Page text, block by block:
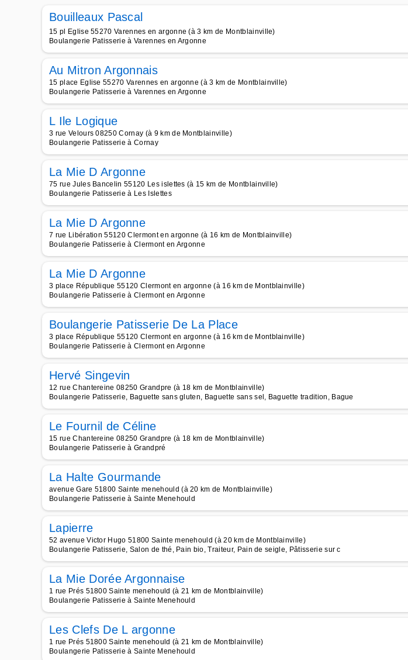
Bouilleaux Pascal
15 pl Eglise 55270 Varennes en argonne (à 3 km de Montblainville)
Boulangerie Patisserie à Varennes en Argonne
Au Mitron Argonnais
15 place Eglise 55270 Varennes en argonne (à 3 km de Montblainville)
Boulangerie Patisserie à Varennes en Argonne
L Ile Logique
3 rue Velours 08250 Cornay (à 9 km de Montblainville)
Boulangerie Patisserie à Cornay
La Mie D Argonne
75 rue Jules Bancelin 55120 Les islettes (à 15 km de Montblainville)
Boulangerie Patisserie à Les Islettes
La Mie D Argonne
7 rue Libération 55120 Clermont en argonne (à 16 km de Montblainville)
Boulangerie Patisserie à Clermont en Argonne
La Mie D Argonne
3 place République 55120 Clermont en argonne (à 16 km de Montblainville)
Boulangerie Patisserie à Clermont en Argonne
Boulangerie Patisserie De La Place
3 place République 55120 Clermont en argonne (à 16 km de Montblainville)
Boulangerie Patisserie à Clermont en Argonne
Hervé Singevin
12 rue Chantereine 08250 Grandpre (à 18 km de Montblainville)
Boulangerie Patisserie, Baguette sans gluten, Baguette sans sel, Baguette tradition, Bague
Le Fournil de Céline
15 rue Chantereine 08250 Grandpre (à 18 km de Montblainville)
Boulangerie Patisserie à Grandpré
La Halte Gourmande
avenue Gare 51800 Sainte menehould (à 20 km de Montblainville)
Boulangerie Patisserie à Sainte Menehould
Lapierre
52 avenue Victor Hugo 51800 Sainte menehould (à 20 km de Montblainville)
Boulangerie Patisserie, Salon de thé, Pain bio, Traiteur, Pain de seigle, Pâtisserie sur c
La Mie Dorée Argonnaise
1 rue Prés 51800 Sainte menehould (à 21 km de Montblainville)
Boulangerie Patisserie à Sainte Menehould
Les Clefs De L argonne
1 rue Prés 51800 Sainte menehould (à 21 km de Montblainville)
Boulangerie Patisserie à Sainte Menehould